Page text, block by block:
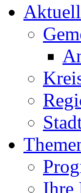
Ihre